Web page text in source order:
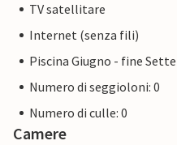
TV satellitare
Internet (senza fili)
Piscina Giugno - fine
Numero di seggioloni: 0
Numero di culle: 0
Camere